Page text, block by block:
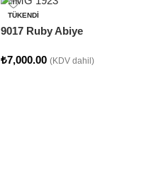
TÜKENDI
9017 Ruby Abiye
₺7,000.00 (KDV dahil)